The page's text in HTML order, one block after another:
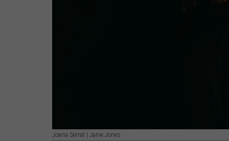
Joana Serrat | Janie Jones